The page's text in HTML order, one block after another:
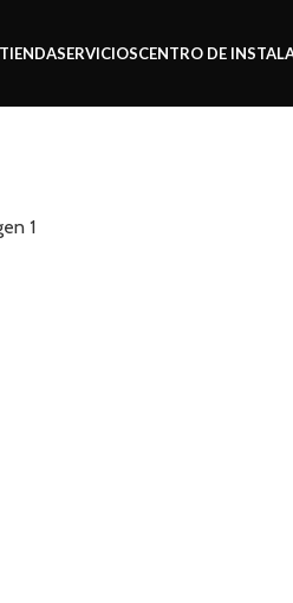
SERVICIOSCENTRO DE